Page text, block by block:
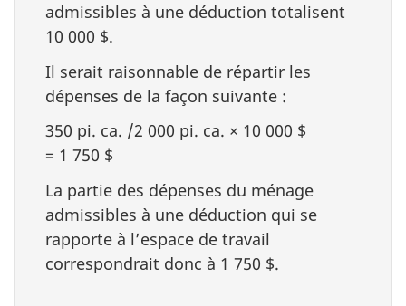
admissibles à une déduction totalisent
10 000 $.
Il serait raisonnable de répartir les
dépenses de la façon suivante :
350 pi. ca. /2 000 pi. ca. × 10 000 $
= 1 750 $
La partie des dépenses du ménage
admissibles à une déduction qui se
rapporte à l’espace de travail
correspondrait donc à 1 750 $.